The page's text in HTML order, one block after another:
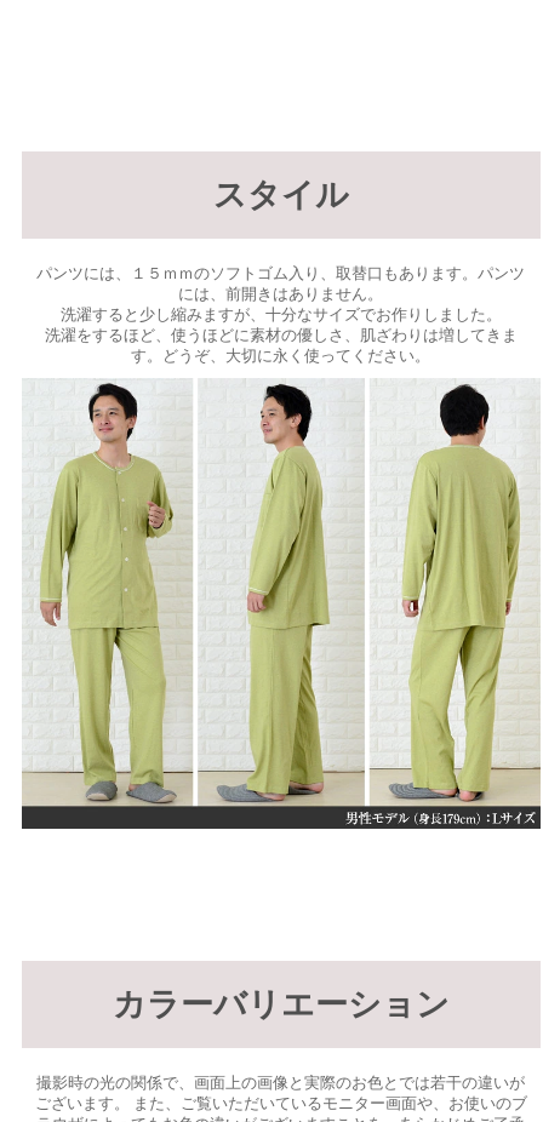
スタイル
パンツには、１５ｍｍのソフトゴム入り、取替口もあります。パンツ
には、前開きはありません。
洗濯すると少し縮みますが、十分なサイズでお作りしました。
洗濯をするほど、使うほどに素材の優しさ、肌ざわりは増してきま
す。どうぞ、大切に永く使ってください。
カラーバリエーション
撮影時の光の関係で、画面上の画像と実際のお色とでは若干の違いが
ございます。 また、ご覧いただいているモニター画面や、お使いのブ